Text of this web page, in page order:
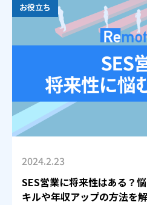
お役立ち
2024.2.23
SES営業に将来性はある？
キルや年収アップの方法を